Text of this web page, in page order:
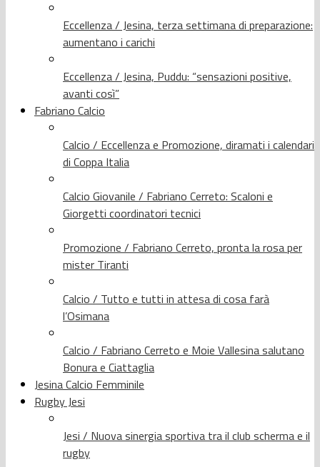
Eccellenza / Jesina, terza settimana di preparazione:
aumentano i carichi
Eccellenza / Jesina, Puddu: “sensazioni positive,
avanti così”
Fabriano Calcio
Calcio / Eccellenza e Promozione, diramati i calendari
di Coppa Italia
Calcio Giovanile / Fabriano Cerreto: Scaloni e
Giorgetti coordinatori tecnici
Promozione / Fabriano Cerreto, pronta la rosa per
mister Tiranti
Calcio / Tutto e tutti in attesa di cosa farà
l’Osimana
Calcio / Fabriano Cerreto e Moie Vallesina salutano
Bonura e Ciattaglia
Jesina Calcio Femminile
Rugby Jesi
Jesi / Nuova sinergia sportiva tra il club scherma e il
rugby